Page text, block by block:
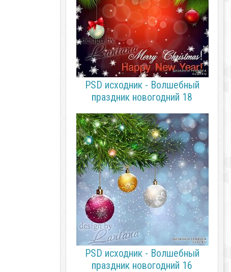
PSD исходник - Волшебный
праздник новогодний 18
PSD исходник - Волшебный
праздник новогодний 16